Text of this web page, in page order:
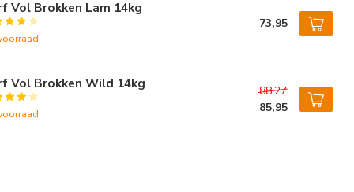
Vol Brokken Lam 14kg
73,95
Vol Brokken Wild 14kg
88,27
85,95